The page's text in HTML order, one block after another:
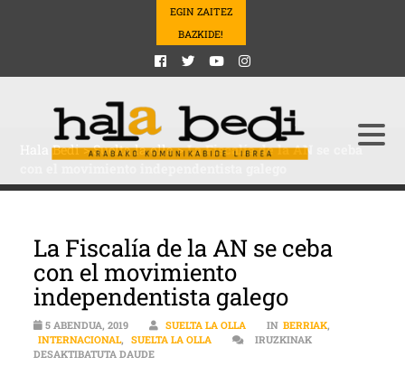
EGIN ZAITEZ
BAZKIDE!
Hala Bedi>Suelta la olla>La Fiscalía de la AN se ceba
La Fiscalía de la AN se ceba
con el movimiento
independentista galego
5 ABENDUA, 2019 SUELTA LA OLLA IN BERRIAK,
INTERNACIONAL, SUELTA LA OLLA
IRUZKINAK
DESAKTIBATUTA DAUDELA FISCALÍA DE LA AN SE CEBA CON EL